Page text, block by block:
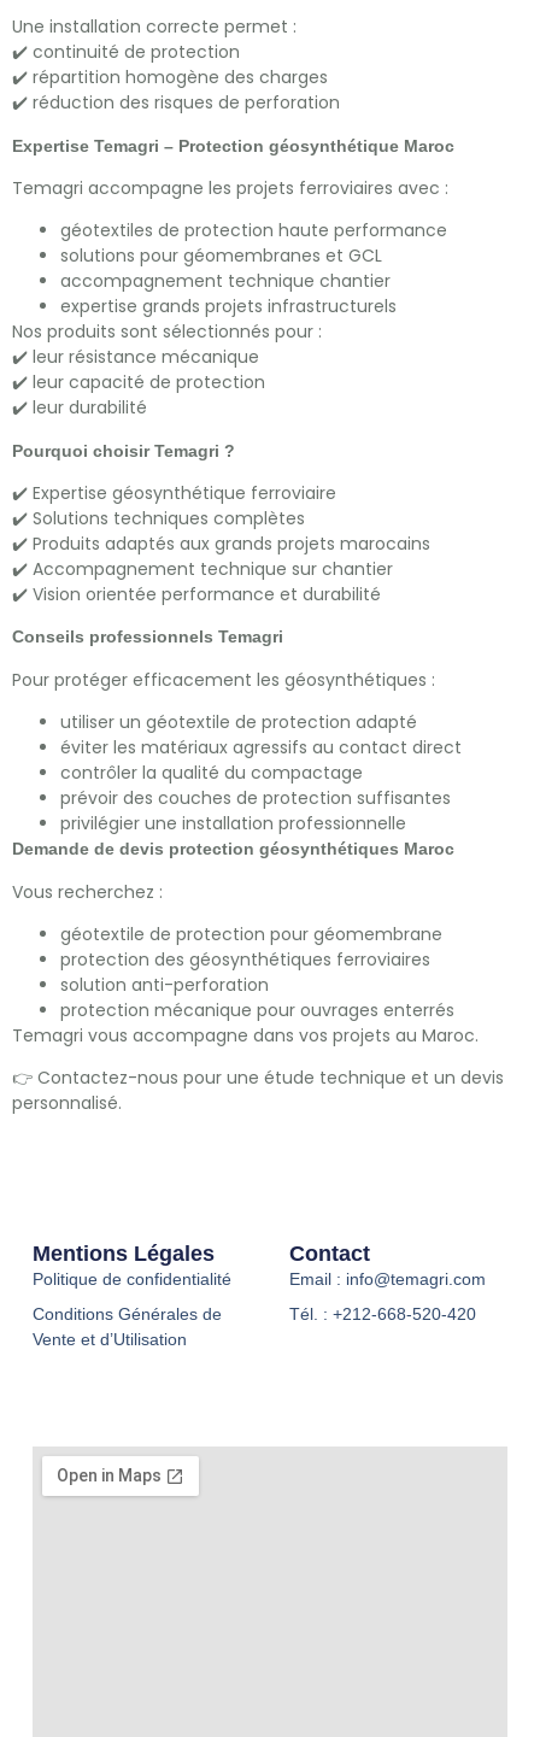
Une installation correcte permet :
✔️ continuité de protection
✔️ répartition homogène des charges
✔️ réduction des risques de perforation
Expertise Temagri – Protection géosynthétique Maroc
Temagri accompagne les projets ferroviaires avec :
géotextiles de protection haute performance
solutions pour géomembranes et GCL
accompagnement technique chantier
expertise grands projets infrastructurels
Nos produits sont sélectionnés pour :
✔️ leur résistance mécanique
✔️ leur capacité de protection
✔️ leur durabilité
Pourquoi choisir Temagri ?
✔️ Expertise géosynthétique ferroviaire
✔️ Solutions techniques complètes
✔️ Produits adaptés aux grands projets marocains
✔️ Accompagnement technique sur chantier
✔️ Vision orientée performance et durabilité
Conseils professionnels Temagri
Pour protéger efficacement les géosynthétiques :
utiliser un géotextile de protection adapté
éviter les matériaux agressifs au contact direct
contrôler la qualité du compactage
prévoir des couches de protection suffisantes
privilégier une installation professionnelle
Demande de devis protection géosynthétiques Maroc
Vous recherchez :
géotextile de protection pour géomembrane
protection des géosynthétiques ferroviaires
solution anti-perforation
protection mécanique pour ouvrages enterrés
Temagri vous accompagne dans vos projets au Maroc.
👉 Contactez-nous pour une étude technique et un devis
personnalisé.
Mentions Légales
Politique de confidentialité
Conditions Générales de
Vente et d’Utilisation
Contact
Email : info@temagri.com
Tél. : +212-668-520-420